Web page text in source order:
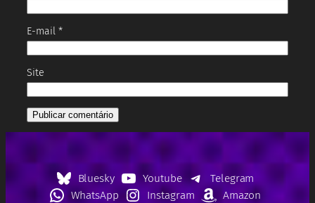
E-mail *
Site
Bluesky Youtube
Telegram
WhatsApp
Instagram Amazon